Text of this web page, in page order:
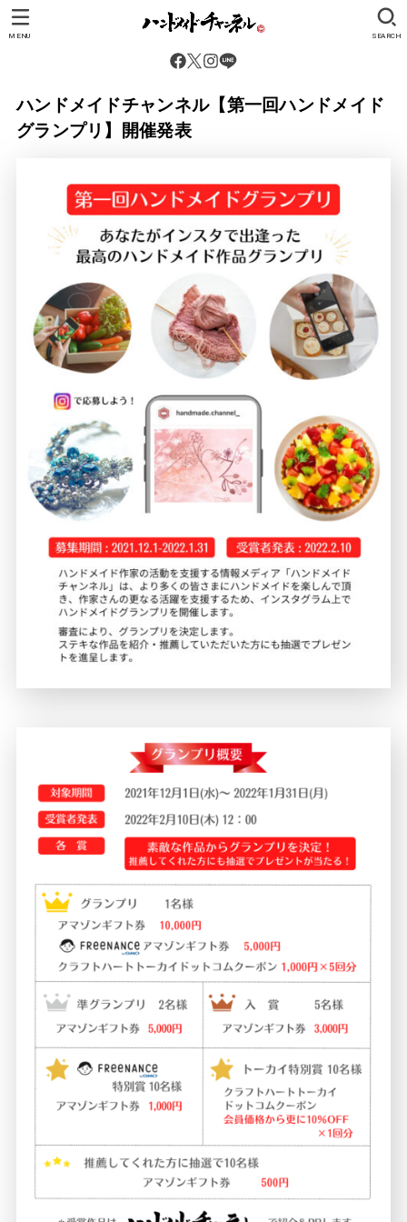
SEARCH
MENU
ハンドメイドチャンネル【第一回ハンドメイド
グランプリ】開催発表